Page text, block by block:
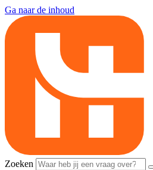
Ga naar de inhoud
Zoeken